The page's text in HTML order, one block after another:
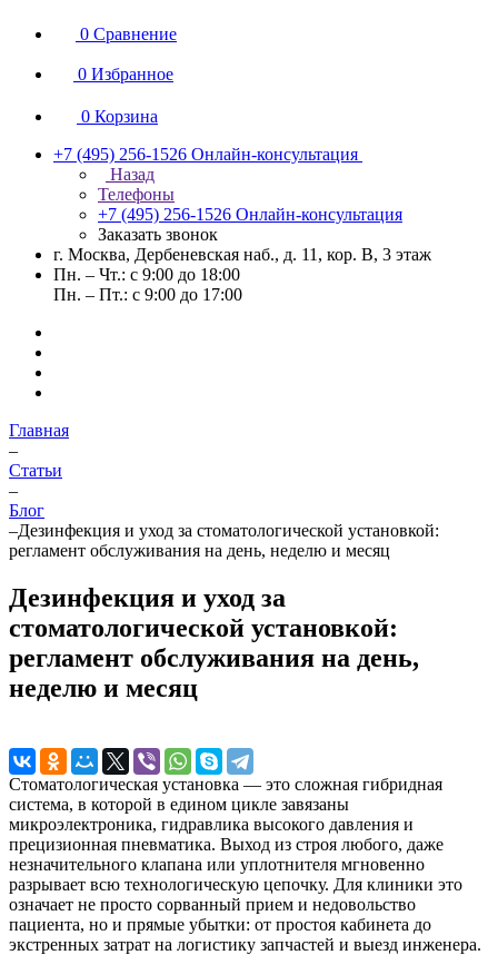
0 Сравнение
0 Избранное
0 Корзина
+7 (495) 256-1526 Онлайн-консультация
Назад
Телефоны
+7 (495) 256-1526 Онлайн-консультация
Заказать звонок
г. Москва, Дербеневская наб., д. 11, кор. В, 3 этаж
Пн. – Чт.: с 9:00 до 18:00
Пн. – Пт.: с 9:00 до 17:00
Главная
–
Статьи
–
Блог
–Дезинфекция и уход за стоматологической установкой:
регламент обслуживания на день, неделю и месяц
Дезинфекция и уход за
стоматологической установкой:
регламент обслуживания на день,
неделю и месяц
Стоматологическая установка — это сложная гибридная
система, в которой в едином цикле завязаны
микроэлектроника, гидравлика высокого давления и
прецизионная пневматика. Выход из строя любого, даже
незначительного клапана или уплотнителя мгновенно
разрывает всю технологическую цепочку. Для клиники это
означает не просто сорванный прием и недовольство
пациента, но и прямые убытки: от простоя кабинета до
экстренных затрат на логистику запчастей и выезд инженера.